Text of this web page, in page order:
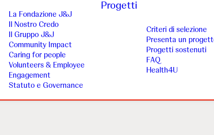
La Fondazione J&J
Il Nostro Credo
Il Gruppo J&J
Community Impact
Caring for people
Volunteers & Employee
Engagement
Statuto e Governance
Progetti
Criteri di selezione
Presenta un
Progetti sostenuti
FAQ
Health4U